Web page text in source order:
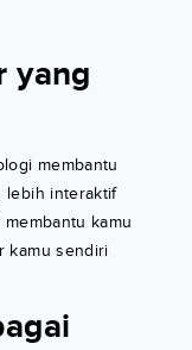
yang
membantu
lebih interaktif
kamu
kamu sendiri